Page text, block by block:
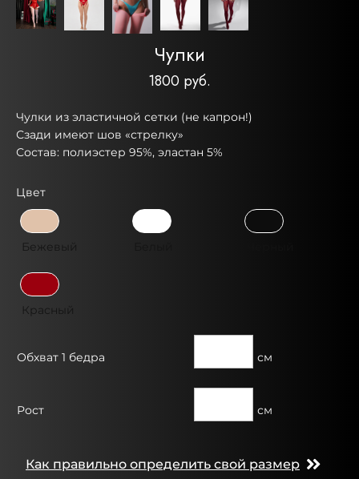
Чулки
1800 руб.
Чулки из эластичной сетки (не капрон!)
Сзади имеют шов «стрелку»
Состав: полиэстер 95%, эластан 5%
Цвет
Бежевый
Красный
Обхват 1 бедра см
Рост см
Как правильно определить свой размер